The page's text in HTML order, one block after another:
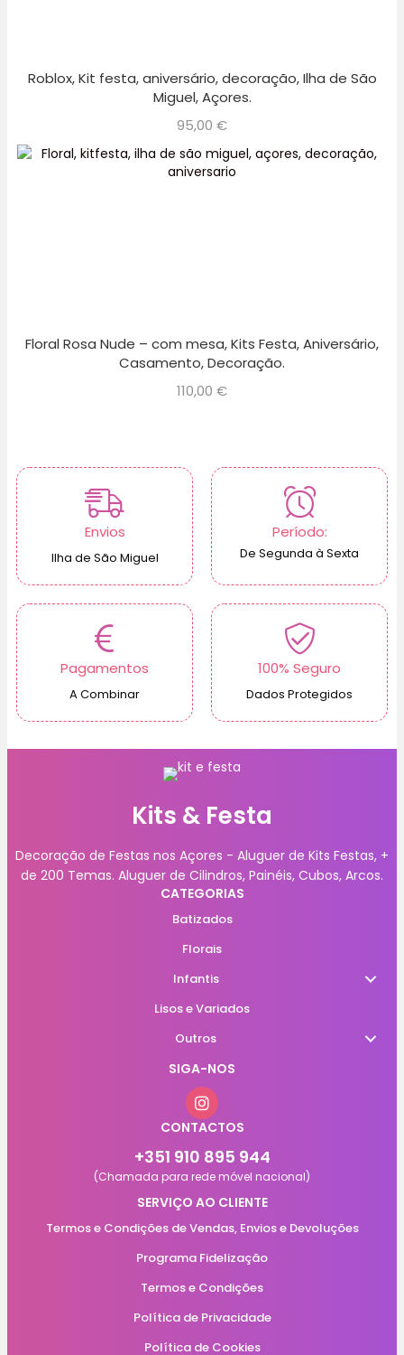
Roblox, Kit festa, aniversário, decoração, Ilha de São
Miguel, Açores.
95,00 €
Floral Rosa Nude – com mesa, Kits Festa, Aniversário,
Casamento, Decoração.
110,00 €
Envios
Ilha de São Miguel
Período:
De Segunda à Sexta
Pagamentos
A Combinar
100% Seguro
Dados Protegidos
Kits & Festa
Decoração de Festas nos Açores - Aluguer de Kits Festas, +
de 200 Temas. Aluguer de Cilindros, Painéis, Cubos, Arcos.
CATEGORIAS
Batizados
Florais
Infantis
Lisos e Variados
Outros
SIGA-NOS
CONTACTOS
+351 910 895 944
(Chamada para rede móvel nacional)
SERVIÇO AO CLIENTE
Termos e Condições de Vendas, Envios e Devoluções
Programa Fidelização
Termos e Condições
Política de Privacidade
Política de Cookies